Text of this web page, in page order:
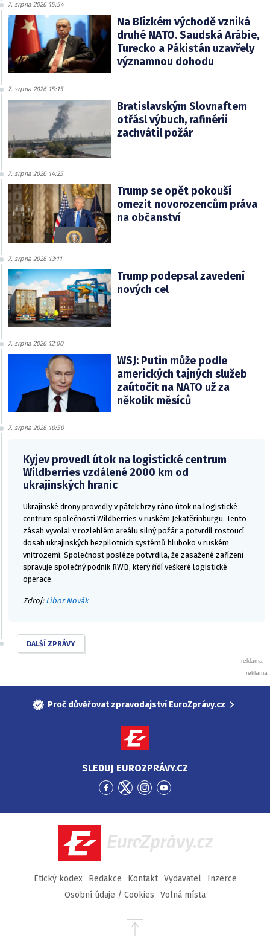
7. srpna 2026 15:54
Na Blízkém východě vzniká
druhé NATO. Saudská Arábie,
Turecko a Pákistán uzavřely
významnou dohodu
7. srpna 2026 15:15
Bratislavským Slovnaftem
otřásl výbuch, rafinérii
zachvátil požár
7. srpna 2026 14:25
Trump se opět pokouší
omezit novorozencům práva
na občanství
7. srpna 2026 13:11
Trump podepsal zavedení
nových cel
7. srpna 2026 12:00
WSJ: Putin může podle
amerických tajných služeb
zaútočit na NATO už za
několik měsíců
7. srpna 2026 10:50
Kyjev provedl útok na logistické centrum
Wildberries vzdálené 2000 km od
ukrajinských hranic
Ukrajinské drony provedly v pátek brzy ráno útok na logistické
centrum společnosti Wildberries v ruském Jekatěrinburgu. Tento
zásah vyvolal v rozlehlém areálu silný požár a potvrdil rostoucí
dosah ukrajinských bezpilotních systémů hluboko v ruském
vnitrozemí. Společnost posléze potvrdila, že zasažené zařízení
spravuje společný podnik RWB, který řídí veškeré logistické
operace.
Zdroj: Libor Novák
DALŠÍ ZPRÁVY
Proč důvěřovat zpravodajství EuroZprávy.cz
SLEDUJ EUROZPRÁVY.CZ
Přejít
Facebook
Přejít
Twitter
Přejít
Instagram
Přejít
YouTube
EuroZprávy.cz
Etický kodex Redakce Kontakt Vydavatel
Inzerce
Osobní údaje / Cookies
Volná místa
Přejít